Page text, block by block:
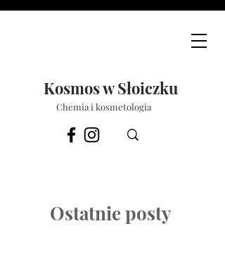
Kosmos w Słoiczku
Chemia i kosmetologia
Ostatnie posty